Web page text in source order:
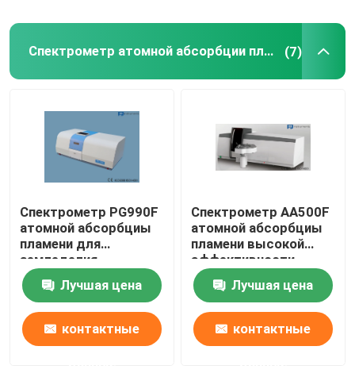
Спектрометр атомной абсорбции пламени (7)
Спектрометр PG990F
атомной абсорбциы
пламени для
земледелия,
точности длины
волны + 0.15nm
Лучшая цена
контактные
Спектрометр AA500F
атомной абсорбциы
пламени высокой
эффективности
AA500F с башенкой 8-
Lamp Лучшая цена
контактные